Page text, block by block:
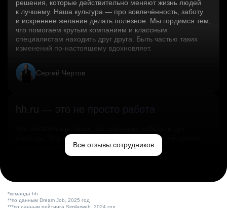
решения, которые действительно меняют жизнь людей
к лучшему. Наша культура — про вовлечённость, заботу
и искреннее желание делать полезное. Мы гордимся тем,
что помогаем крутым компаниям и классным
специалистам находить друг друга. Быть частью таких
изменений по‑настоящему вдохновляет.
Сергей Чертов
hh.ru — это не просто работа
свободы. Мы помогаем миру и создаём лучший сервис
по поиску работы в стране.Все отзывы сотрудников
*команда hh
**по данным Dream Job, 2025 год
***по данным рейтинга Similarweb, 2024 год